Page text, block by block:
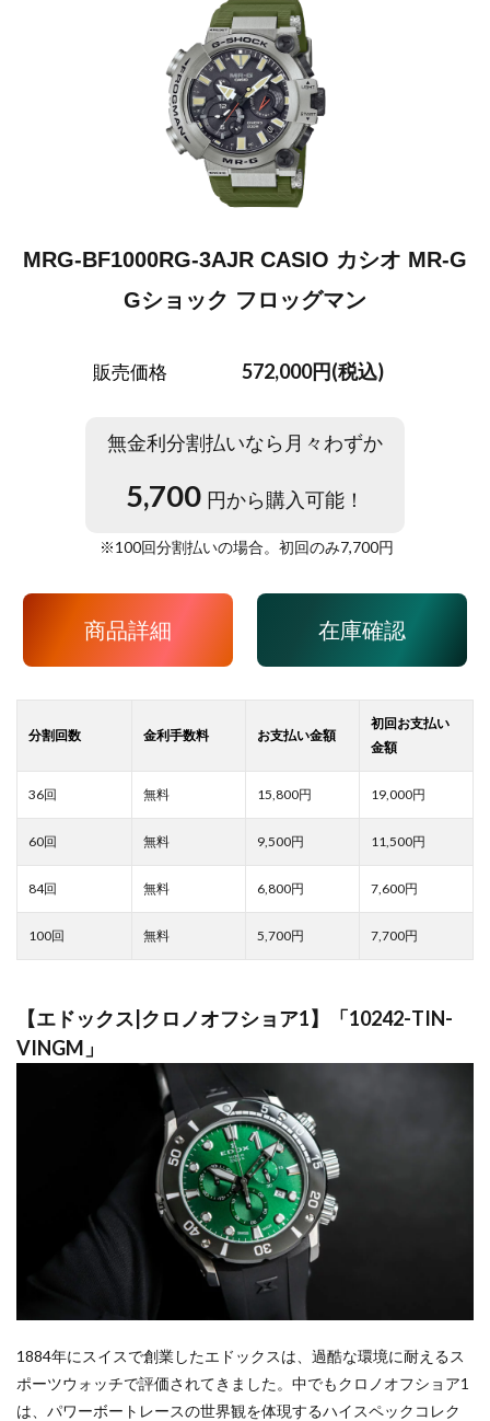
MRG-BF1000RG-3AJR CASIO カシオ MR-G
Gショック フロッグマン
販売価格 572,000円(税込)
無金利分割払いなら月々わずか
5,700 円から購入可能！
※100回分割払いの場合。初回のみ7,700円
商品詳細 在庫確認
15,800 19,000
9,500 11,500
6,800 7,600
5,700 7,700
【エドックス|クロノオフショア1】「10242-TIN-
VINGM」
1884年にスイスで創業したエドックスは、過酷な環境に耐えるス
ポーツウォッチで評価されてきました。中でもクロノオフショア1
は、パワーボートレースの世界観を体現するハイスペックコレク